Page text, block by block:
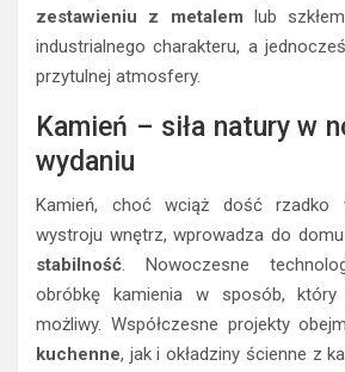
zestawieniu z metalem lub
industrialnego charakteru, a
przytulnej atmosfery.
Kamień – siła natury w
wydaniu
Kamień, choć wciąż dość rzadko
wystroju wnętrz, wprowadza do
stabilność. Nowoczesne
obróbkę kamienia w sposób, który
możliwy. Współczesne projekty
kuchenne, jak i okładziny ścienne z